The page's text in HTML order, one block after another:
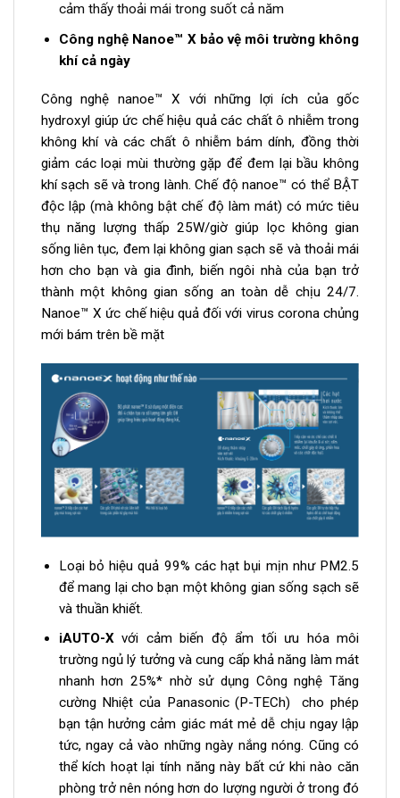
cảm thấy thoải mái trong suốt cả năm
Công nghệ Nanoe™ X bảo vệ môi trường không
khí cả ngày
Công nghệ nanoe™ X với những lợi ích của gốc
hydroxyl giúp ức chế hiệu quả các chất ô nhiễm trong
không khí và các chất ô nhiễm bám dính, đồng thời
giảm các loại mùi thường gặp để đem lại bầu không
khí sạch sẽ và trong lành. Chế độ nanoe™ có thể BẬT
độc lập (mà không bật chế độ làm mát) có mức tiêu
thụ năng lượng thấp 25W/giờ giúp lọc không gian
sống liên tục, đem lại không gian sạch sẽ và thoải mái
hơn cho bạn và gia đình, biến ngôi nhà của bạn trở
thành một không gian sống an toàn dễ chịu 24/7.
Nanoe™ X ức chế hiệu quả đối với virus corona chủng
mới bám trên bề mặt
Loại bỏ hiệu quả 99% các hạt bụi mịn như PM2.5
để mang lại cho bạn một không gian sống sạch sẽ
và thuần khiết.
iAUTO-Xvới cảm biến độ ẩm tối ưu hóa môi
trường ngủ lý tưởng và cung cấp khả năng làm mát
nhanh hơn 25%* nhờ sử dụng Công nghệ Tăng
cường Nhiệt của Panasonic (P-TECh) cho phép
bạn tận hưởng cảm giác mát mẻ dễ chịu ngay lập
tức, ngay cả vào những ngày nắng nóng. Cũng có
thể kích hoạt lại tính năng này bất cứ khi nào căn
phòng trở nên nóng hơn do lượng người ở trong đó